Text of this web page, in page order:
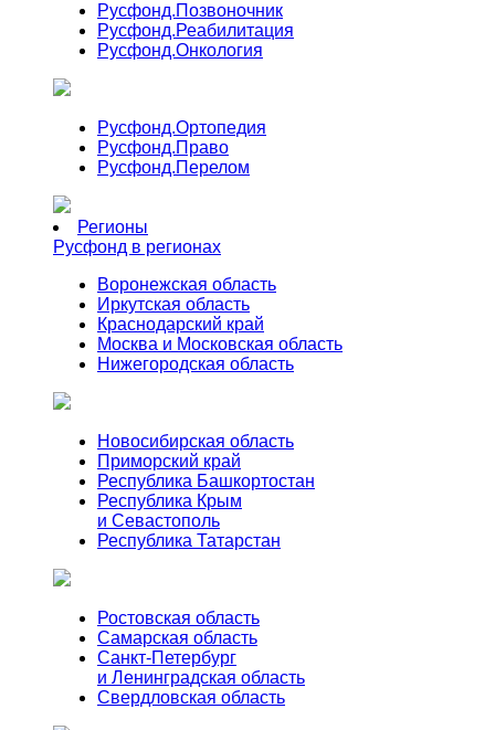
Русфонд.Позвоночник
Русфонд.Реабилитация
Русфонд.Онкология
Русфонд.Ортопедия
Русфонд.Право
Русфонд.Перелом
Регионы
Русфонд в регионах
Воронежская область
Иркутская область
Краснодарский край
Москва и Московская область
Нижегородская область
Новосибирская область
Приморский край
Республика Башкортостан
Республика Крым
и Севастополь
Республика Татарстан
Ростовская область
Самарская область
Санкт-Петербург
и Ленинградская область
Свердловская область